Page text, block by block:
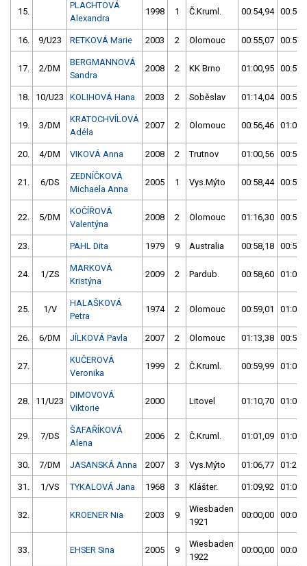
15.
PLACHTOVÁ
Alexandra
1998 1 Č.Kruml. 00:54,94
16. 9/U23 RETKOVÁ Marie 2003 2 Olomouc 00:55,07
17. 2/DM
BERGMANNOVÁ
Sandra
2008 2 KK Brno 01:00,95
18. 10/U23 KOLIHOVÁ Hana 2003 2 Soběslav 01:14,04
19. 3/DM
KRATOCHVÍLOVÁ
Adéla
2007 2 Olomouc 00:56,46
20. 4/DM VIKOVÁ Anna 2008 2 Trutnov 01:00,56
21. 6/DS
ZEDNÍČKOVÁ
Michaela Anna
2005 1 Vys.Mýto 00:58,44
22. 5/DM
KOČÍŘOVÁ
Valentýna
2008 2 Olomouc 01:16,30
23. PAHL Dita 1979 9 Australia 00:58,18
24. 1/ZS
MARKOVÁ
Kristýna
2009 2 Pardub. 00:58,60
25. 1/V
HALAŠKOVÁ
Petra
1974 2 Olomouc 00:59,01
26. 6/DM JÍLKOVÁ Pavla 2007 2 Olomouc 01:13,38
27.
KUČEROVÁ
Veronika
1999 2 Č.Kruml. 00:59,99
28. 11/U23
DIMOVOVÁ
Viktorie
2000 Litovel 01:10,70
29. 7/DS
ŠAFAŘÍKOVÁ
Alena
2006 2 Č.Kruml. 01:01,09
30. 7/DM JASANSKÁ Anna 2007 3 Vys.Mýto 01:06,77
31. 1/VS TYKALOVÁ Jana 1968 3 Klášter. 01:09,92
32. KROENER Nia 2003 9
Wiesbaden
1921
00:00,00
33. EHSER Sina 2005 9
Wiesbaden
1922
00:00,00